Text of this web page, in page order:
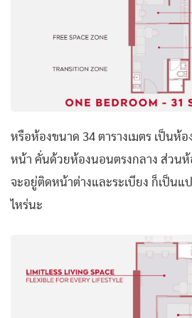
หรือห้องขนาด 34 ตารางเมตร เป็นห้
หน้า คั่นด้วยห้องนอนตรงกลาง ส่วนห้
จะอยู่ติดหน้าต่างและระเบียง ก็เป็นแ
ไหร่นะ